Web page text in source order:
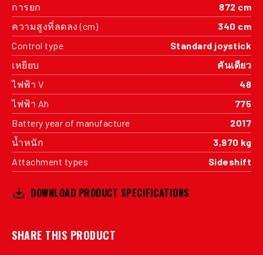
การยก
872 cm
ความสูงที่ลดลง (cm)
340 cm
Control type
Standard joystick
เหยียบ
คันเดียว
ไฟฟ้า V
48
ไฟฟ้า Ah
775
Battery year of manufacture
2017
น้ำหนัก
3,970 kg
Attachment types
Sideshift
DOWNLOAD PRODUCT SPECIFICATIONS
SHARE THIS PRODUCT